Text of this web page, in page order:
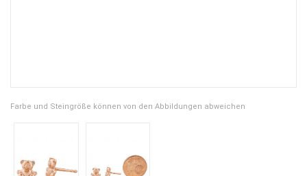
Farbe und Steingröße können von den Abbildungen abweichen